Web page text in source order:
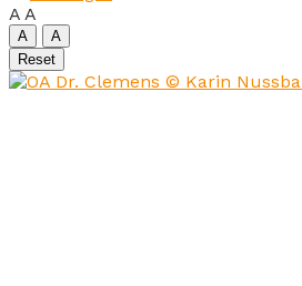
A A
A
A
Reset